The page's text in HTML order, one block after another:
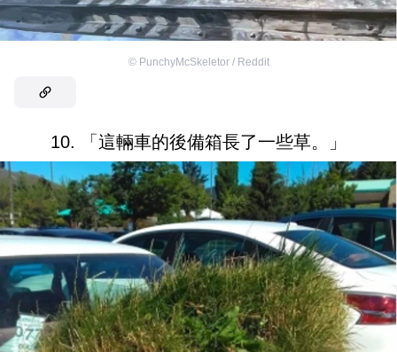
© PunchyMcSkeletor / Reddit
10. 「這輛車的後備箱長了一些草。」